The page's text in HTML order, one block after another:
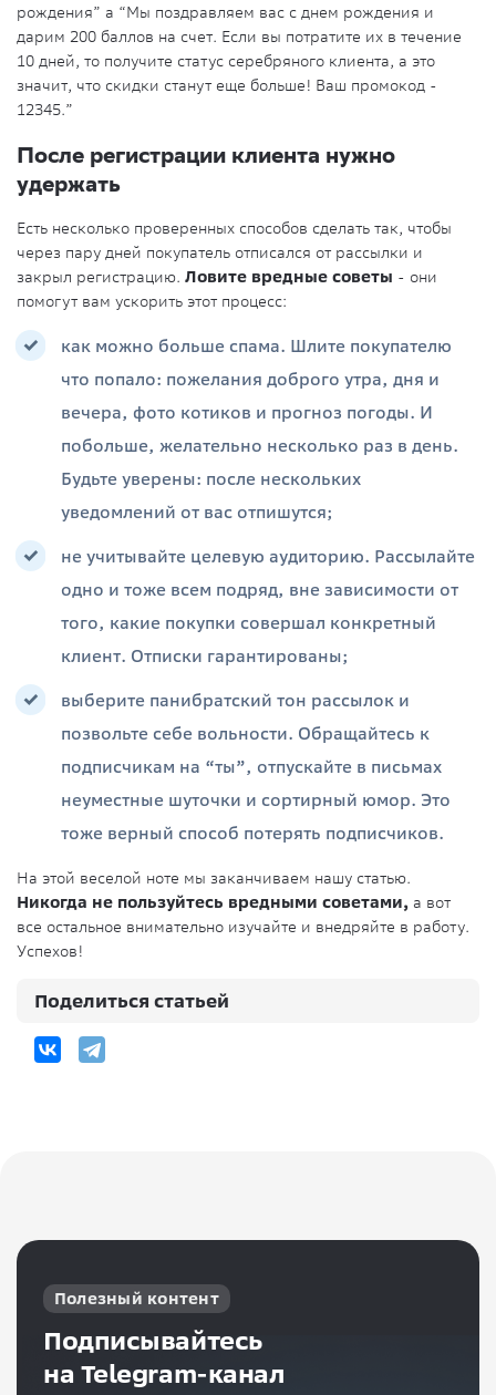
рождения” а “Мы поздравляем вас с днем рождения и
дарим 200 баллов на счет. Если вы потратите их в течение
10 дней, то получите статус серебряного клиента, а это
значит, что скидки станут еще больше! Ваш промокод -
12345.”
После регистрации клиента нужно
удержать
Есть несколько проверенных способов сделать так, чтобы
через пару дней покупатель отписался от рассылки и
закрыл регистрацию. Ловите вредные советы - они
помогут вам ускорить этот процесс:
как можно больше спама. Шлите покупателю
что попало: пожелания доброго утра, дня и
вечера, фото котиков и прогноз погоды. И
побольше, желательно несколько раз в день.
Будьте уверены: после нескольких
уведомлений от вас отпишутся;
не учитывайте целевую аудиторию. Рассылайте
одно и тоже всем подряд, вне зависимости от
того, какие покупки совершал конкретный
клиент. Отписки гарантированы;
выберите панибратский тон рассылок и
позвольте себе вольности. Обращайтесь к
подписчикам на “ты”, отпускайте в письмах
неуместные шуточки и сортирный юмор. Это
тоже верный способ потерять подписчиков.
На этой веселой ноте мы заканчиваем нашу статью.
Никогда не пользуйтесь вредными советами, а вот
все остальное внимательно изучайте и внедряйте в работу.
Успехов!
Поделиться статьей
Полезный контент
Подписывайтесь
на Telegram-канал